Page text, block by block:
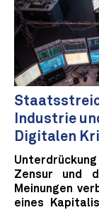
Industrie
Digitalen
Zensur und
Meinungen
eines